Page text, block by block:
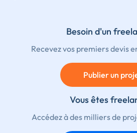
Besoin d'un
Recevez vos premiers devis
Publier un
Vous êtes
Accédez à des milliers de